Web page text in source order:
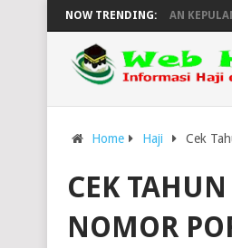
NOW TRENDING:
JADWAL KEBERANGKATAN DAN
Home Haji Cek
CEK
NOMOR